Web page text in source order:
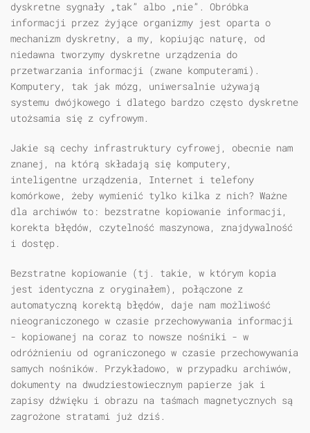
dyskretne sygnały „tak” albo „nie”. Obróbka
informacji przez żyjące organizmy jest oparta o
mechanizm dyskretny, a my, kopiując naturę, od
niedawna tworzymy dyskretne urządzenia do
przetwarzania informacji (zwane komputerami).
Komputery, tak jak mózg, uniwersalnie używają
systemu dwójkowego i dlatego bardzo często dyskretne
utożsamia się z cyfrowym.
Jakie są cechy infrastruktury cyfrowej, obecnie nam
znanej, na którą składają się komputery,
inteligentne urządzenia, Internet i telefony
komórkowe, żeby wymienić tylko kilka z nich? Ważne
dla archiwów to: bezstratne kopiowanie informacji,
korekta błędów, czytelność maszynowa, znajdywalność
i dostęp.
Bezstratne kopiowanie (tj. takie, w którym kopia
jest identyczna z oryginałem), połączone z
automatyczną korektą błędów, daje nam możliwość
nieograniczonego w czasie przechowywania informacji
- kopiowanej na coraz to nowsze nośniki - w
odróżnieniu od ograniczonego w czasie przechowywania
samych nośników. Przykładowo, w przypadku archiwów,
dokumenty na dwudziestowiecznym papierze jak i
zapisy dźwięku i obrazu na taśmach magnetycznych są
zagrożone stratami już dziś.